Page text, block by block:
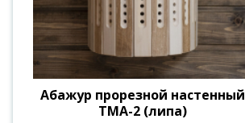
Абажур прорезной настенный
ТМА-2 (липа)